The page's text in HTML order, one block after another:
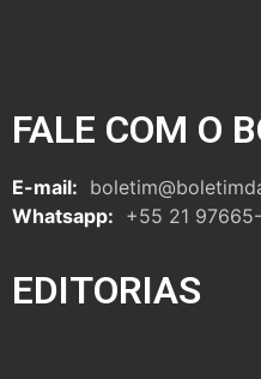
FALE COM O
E-mail:
Whatsapp: +55 21
EDITORIAS